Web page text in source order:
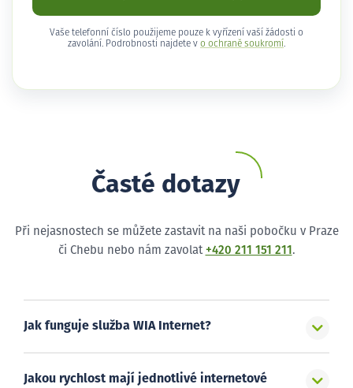
Vaše telefonní číslo použijeme pouze k vyřízení vaší žádosti o
zavolání. Podrobnosti najdete v o ochraně soukromí .
Časté dotazy
Při nejasnostech se můžete zastavit na naši pobočku v Praze
či Chebu nebo nám zavolat +420 211 151 211 .
Jak funguje služba WIA Internet?
Jakou rychlost mají jednotlivé internetové